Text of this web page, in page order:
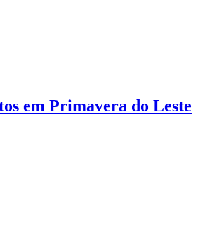
em Primavera do Leste